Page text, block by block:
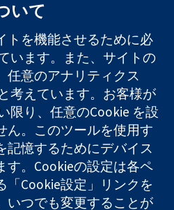
Cavendish
Kingdom
お問い合わせ
ニュース
広報
コクランにつ
いて
採用
Cochrane
Library
は、イングランド及びウェールズ
号 1045921）および保証有限責
いて
トを機能させるために必
います。また、サイトの
任意のアナリティクス
考えています。お客様が
限り、任意のCookie を設
ん。このツールを使用す
記憶するためにデバイス
す。Cookieの設定は各ペ
「Cookie設定」リンクを
いつでも変更することが